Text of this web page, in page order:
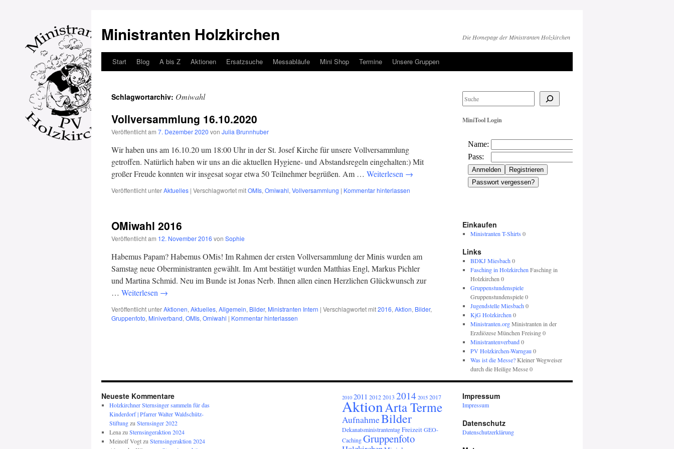
Ministranten Holzkirchen Die Homepage der Ministranten Holzkirchen
Zum
springen
Start Blog A bis Z Aktionen Ersatzsuche Messabläufe Mini Shop Termine Unsere Gruppen
Schlagwortarchiv: Omiwahl
Vollversammlung 16.10.2020
Veröffentlicht am 7. Dezember 2020 von Julia Brunnhuber
Wir haben uns am 16.10.20 um 18:00 Uhr in der St. Josef Kirche für unsere Vollversammlung
getroffen. Natürlich haben wir uns an die aktuellen Hygiene- und Abstandsregeln eingehalten:) Mit
großer Freude konnten wir insgesat sogar etwa 50 Teilnehmer begrüßen. Am … Weiterlesen →
Veröffentlicht unterAktuelles | Verschlagwortet mitOMIs, Omiwahl, Vollversammlung | Kommentar hinterlassen
OMiwahl 2016
Veröffentlicht am 12. November 2016 von Sophie
Habemus Papam? Habemus OMis! Im Rahmen der ersten Vollversammlung der Minis wurden am
Samstag neue Oberministranten gewählt. Im Amt bestätigt wurden Matthias Engl, Markus Pichler
und Martina Schmid. Neu im Bunde ist Jonas Nerb. Ihnen allen einen Herzlichen Glückwunsch zur
… Weiterlesen →
Veröffentlicht unterAktionen, Aktuelles, Allgemein, Bilder, Ministranten Intern | Verschlagwortet mit2016, Aktion, Bilder,
Gruppenfoto, Miniverband, OMIs, Omiwahl | Kommentar hinterlassen
MiniTool Login
Einkaufen
Ministranten T-Shirts 0
Links
BDKJ Miesbach 0
Fasching in Holzkirchen Fasching in
Holzkirchen 0
Gruppenstundenspiele
Gruppenstundenspiele 0
Jugendstelle Miesbach 0
KjG Holzkirchen 0
Ministranten.orgMinistranten in der
Erzdiözese München Freising 0
Ministrantenverband0
PV Holzkirchen-Warngau 0
Was ist die Messe?Kleiner Wegweiser
durch die Heilige Messe 0
Neueste Kommentare
Holzkirchner Sternsinger sammeln für das
Kinderdorf | Pfarrer Walter Waldschütz-
Stiftungzu Sternsinger 2022
Lenazu Sternsingeraktion 2024
Meinolf Vogtzu Sternsingeraktion 2024
2010 2011 20122013 2014 2015 2017
AktionArta Terme
AufnahmeBilder
DekanatsministrantentagFreizeitGEO-
CachingGruppenfoto
Impressum
Impressum
Datenschutz
Datenschutzerklärung